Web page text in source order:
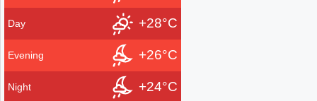
Day +28°C
Evening +26°C
Night +24°C